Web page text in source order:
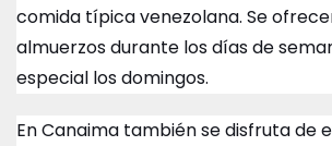
comida típica venezolana. Se
almuerzos durante los días de
especial los domingos.
En Canaima también se disfruta de